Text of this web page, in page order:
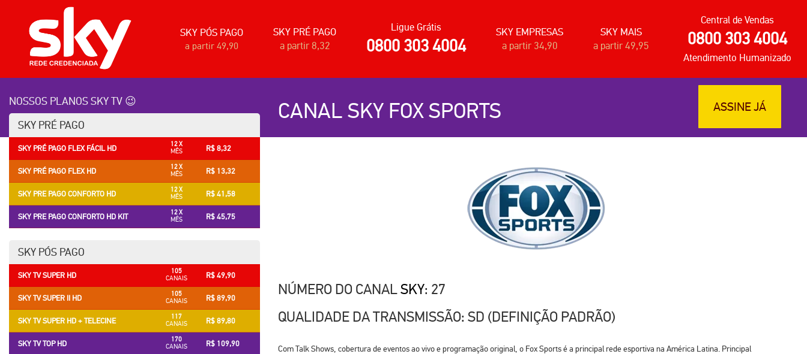
SKY PÓS PAGO
a partir 49,90
SKY PRÉ PAGO
a partir 8,32
Ligue Grátis
0800 303 4004
SKY EMPRESAS
a partir 34,90
SKY MAIS
a partir 49,95
Central de Vendas
0800 303 4004
Atendimento Humanizado
CANAL SKY FOX SPORTS ASSINE JÁ
NOSSOS PLANOS SKY TV 😉
SKY PRÉ PAGO
SKY PRÉ PAGO FLEX FÁCIL HD
12 X
MÊS
R$ 8,32
SKY PRÉ PAGO FLEX HD
12 X
MÊS
R$ 13,32
SKY PRE PAGO CONFORTO HD
12 X
MÊS
R$ 41,58
SKY PRE PAGO CONFORTO HD KIT
12 X
MÊS
R$ 45,75
SKY PÓS PAGO
SKY TV SUPER HD
105
CANAIS
R$ 49,90
SKY TV SUPER II HD
105
CANAIS
R$ 89,90
SKY TV SUPER HD + TELECINE
117
CANAIS
R$ 89,80
SKY TV TOP HD
170
CANAIS
R$ 109,90
NÚMERO DO CANALSKY: 27
QUALIDADE DA TRANSMISSÃO: SD (DEFINIÇÃO PADRÃO)
Com Talk Shows, cobertura de eventos ao vivo e programação original, o Fox Sports é a principal rede esportiva na América Latina. Principal